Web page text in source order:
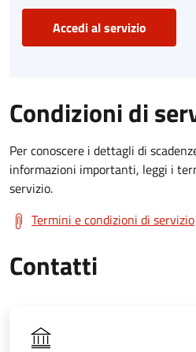
Accedi al servizio
Condizioni di
Per conoscere i dettagli di
informazioni importanti, leggi i
servizio.
Termini e condizioni di servizio
Contatti